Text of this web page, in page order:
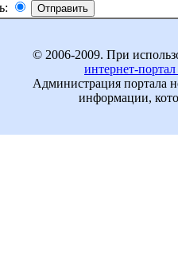
© 2006-2009. При
интернет-
Администрация портала
информации,